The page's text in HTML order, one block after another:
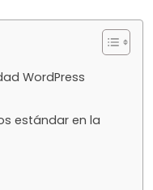
WordPress
estándar en la